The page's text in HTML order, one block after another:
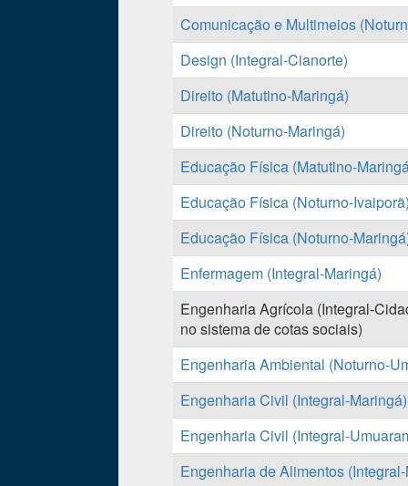
Comunicação e Multimeios
Design (Integral-Cianorte)
Direito (Matutino-Maringá)
Direito (Noturno-Maringá)
Educação Física (Matutino-
Educação Física (Noturno-
Educação Física (Noturno-
Enfermagem (Integral-Maringá)
Engenharia Agrícola (Integral-
no sistema de cotas sociais)
Engenharia Ambiental (Noturno-
Engenharia Civil (Integral-Maringá)
Engenharia Civil (Integral-
Engenharia de Alimentos